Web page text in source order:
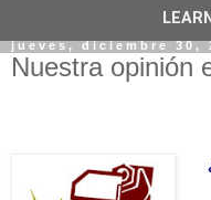
jueves, diciembre 30,
Nuestra opinión